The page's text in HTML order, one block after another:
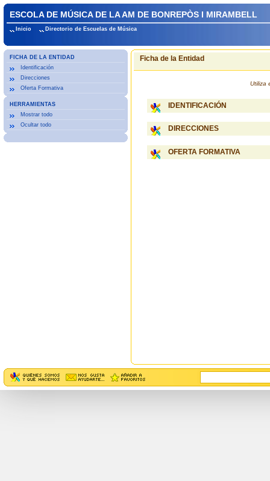
ESCOLA DE MÚSICA DE LA AM DE BONREPÒS I MIRAMBELL
Inicio Directorio de Escuelas de Música
FICHA DE LA ENTIDAD
Identificación
Direcciones
Oferta Formativa
HERRAMIENTAS
Mostrar todo
Ocultar todo
Ficha de la Entidad
Utiliza
IDENTIFICACIÓN
DIRECCIONES
OFERTA FORMATIVA